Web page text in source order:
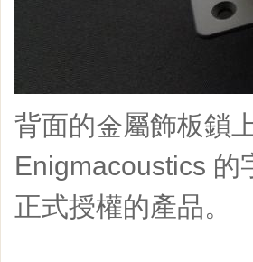
背面的金屬飾板鎖
Enigmacoustics 的
正式授權的產品。